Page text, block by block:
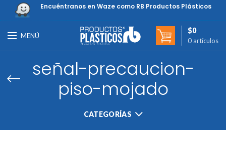
Encuéntranos en Waze como RB Productos Plásticos
MENÚ
0 artículos
$0
señal-precaucion-
piso-mojado
CATEGORÍAS